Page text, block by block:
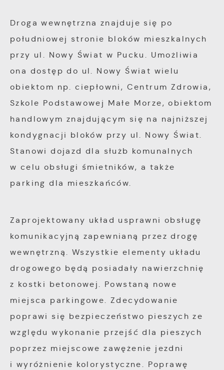
Droga wewnętrzna znajduje się po
południowej stronie bloków mieszkalnych
przy ul. Nowy Świat w Pucku. Umożliwia
ona dostęp do ul. Nowy Świat wielu
obiektom np. ciepłowni, Centrum Zdrowia,
Szkole Podstawowej Małe Morze, obiektom
handlowym znajdującym się na najniższej
kondygnacji bloków przy ul. Nowy Świat.
Stanowi dojazd dla służb komunalnych
w celu obsługi śmietników, a także
parking dla mieszkańców.
Zaprojektowany układ usprawni obsługę
komunikacyjną zapewnianą przez drogę
wewnętrzną. Wszystkie elementy układu
drogowego będą posiadały nawierzchnię
z kostki betonowej. Powstaną nowe
miejsca parkingowe. Zdecydowanie
poprawi się bezpieczeństwo pieszych ze
względu wykonanie przejść dla pieszych
poprzez miejscowe zawężenie jezdni
i wyróżnienie kolorystyczne. Poprawę
rozwijać się i dostosowywać do Twoich
potrzeb.
Cookies analityczne pozwalają na uzyskanie
informacji w zakresie wykorzystywania witryny
internetowej, miejsca oraz częstotliwości, z
jaką odwiedzane są nasze serwisy www. Dane
pozwalają nam na ocenę naszych serwisów
internetowych pod względem ich popularności
są przetwarzane w formie zanonimizowanej.
Wyrażenie zgody na analityczne pliki cookies
gwarantuje dostępność wszystkich
Więcej
Reklamowe
Dzięki reklamowym plikom cookies
prezentujemy Ci najciekawsze informacje i
aktualności na stronach naszych partnerów.
prezentowania Ci naszych komunikatów na
Twoich zwyczajów dotyczących przeglądanej
lub firm będących naszymi partnerami oraz
innych dostawców usług. Firmy te działają w
charakterze pośredników prezentujących nasze
treści w postaci wiadomości, ofert,
komunikatów mediów społecznościowych.
Więcej